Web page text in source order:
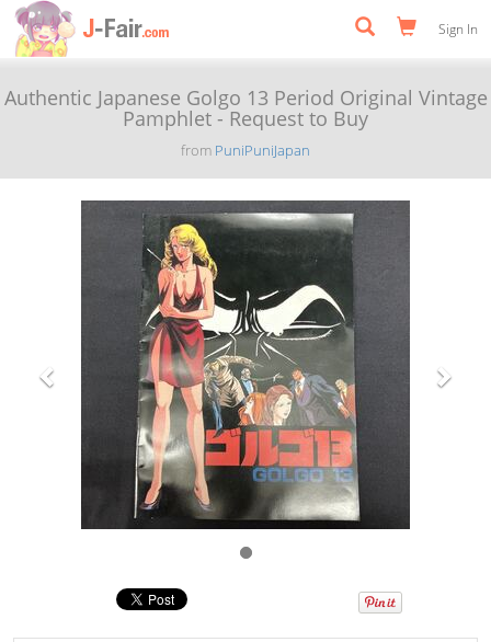
Sign In
Authentic Japanese Golgo 13 Period Original Vintage
Pamphlet - Request to Buy
from PuniPuniJapan